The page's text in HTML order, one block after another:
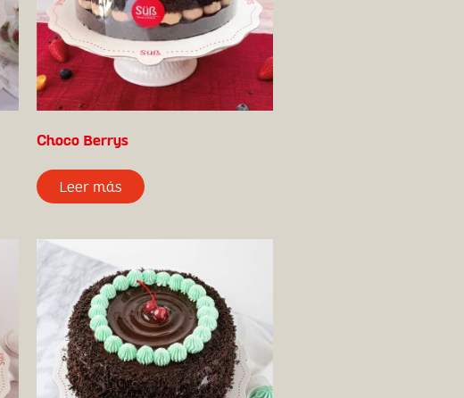
Choco Berrys
Leer más